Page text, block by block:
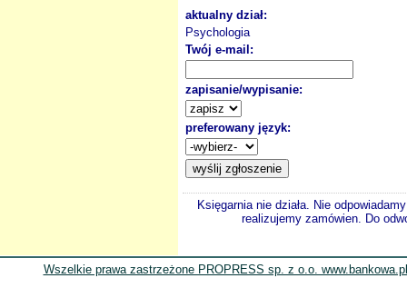
aktualny dział:
Psychologia
Twój e-mail:
zapisanie/wypisanie:
preferowany język:
Księgarnia nie działa. Nie
realizujemy zamówien. Do
Wszelkie prawa zastrzeżone PROPRESS sp. z o.o.